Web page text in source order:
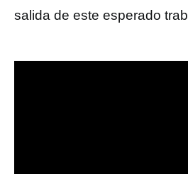
salida de este esperado